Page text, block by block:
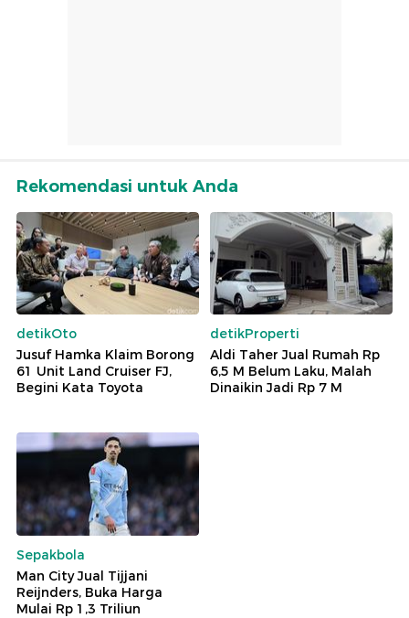
Rekomendasi untuk Anda
detikOto
Jusuf Hamka Klaim Borong
61 Unit Land Cruiser FJ,
Begini Kata Toyota
detikProperti
Aldi Taher Jual Rumah Rp
6,5 M Belum Laku, Malah
Dinaikin Jadi Rp 7 M
Sepakbola
Man City Jual Tijjani
Reijnders, Buka Harga
Mulai Rp 1,3 Triliun